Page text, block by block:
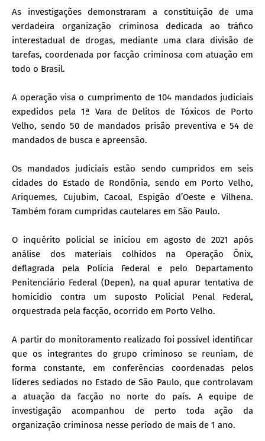
As investigações demonstraram a constituição de uma
verdadeira organização criminosa dedicada ao tráfico
interestadual de drogas, mediante uma clara divisão de
tarefas, coordenada por facção criminosa com atuação em
todo o Brasil.
A operação visa o cumprimento de 104 mandados judiciais
expedidos pela 1ª Vara de Delitos de Tóxicos de Porto
Velho, sendo 50 de mandados prisão preventiva e 54 de
mandados de busca e apreensão.
Os mandados judiciais estão sendo cumpridos em seis
cidades do Estado de Rondônia, sendo em Porto Velho,
Ariquemes, Cujubim, Cacoal, Espigão d’Oeste e Vilhena.
Também foram cumpridas cautelares em São Paulo.
O inquérito policial se iniciou em agosto de 2021 após
análise dos materiais colhidos na Operação Ônix,
deflagrada pela Polícia Federal e pelo Departamento
Penitenciário Federal (Depen), na qual apurar tentativa de
homicídio contra um suposto Policial Penal Federal,
orquestrada pela facção, ocorrido em Porto Velho.
A partir do monitoramento realizado foi possível identificar
que os integrantes do grupo criminoso se reuniam, de
forma constante, em conferências coordenadas pelos
líderes sediados no Estado de São Paulo, que controlavam
a atuação da facção no norte do país. A equipe de
investigação acompanhou de perto toda ação da
organização criminosa nesse período de mais de 1 ano.